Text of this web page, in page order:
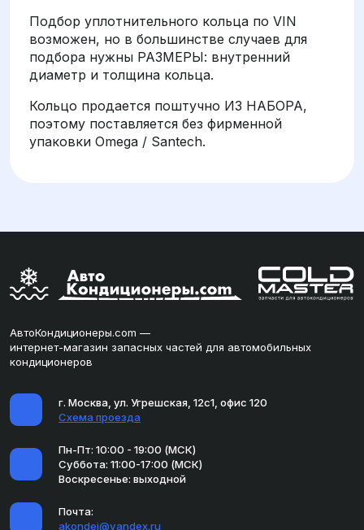
Подбор уплотнительного кольца по VIN
возможен, но в большинстве случаев для
подбора нужны РАЗМЕРЫ: внутренний
диаметр и толщина кольца.
Кольцо продается поштучно ИЗ НАБОРА,
поэтому поставляется без фирменной
упаковки Omega / Santech.
АвтоКондиционеры.com —
интернет-магазин запасных частей для автомобильных
кондиционеров
г. Москва, ул. Угрешская, 12с1, офис 120
Схема проезда
Пн-Пт: 10:00 - 19:00 (МСК)
Суббота: 11:00-17:00 (МСК)
Воскресенье: выходной
Почта:
akondei@yandex.ru